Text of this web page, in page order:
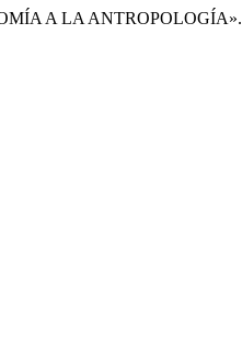
A LA ANTROPOLOGÍA».